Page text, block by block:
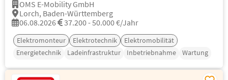
OMS E-Mobility GmbH
Lorch, Baden-Württemberg
06.08.2026
37.200 - 50.000 €/Jahr
Elektromonteur Elektrotechnik
Elektromobilität
Energietechnik
Ladeinfrastruktur Inbetriebnahme Wartung